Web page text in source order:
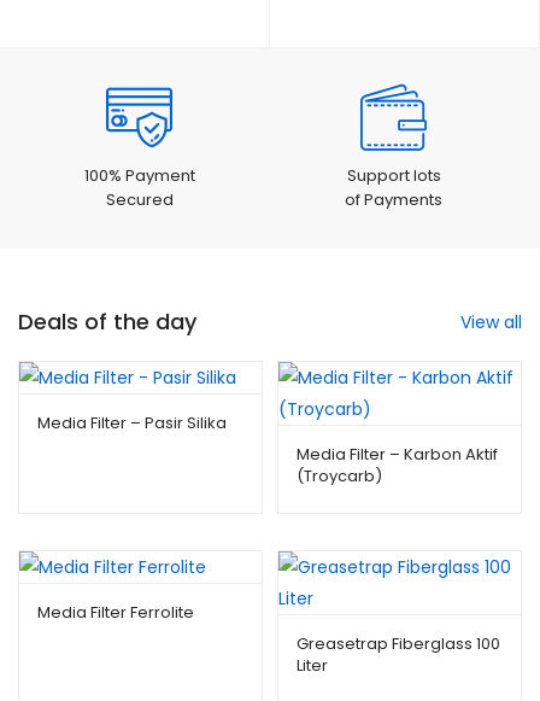
100% Payment
Secured
Support lots
of Payments
Deals of the day View all
Media Filter – Pasir Silika
Media Filter – Karbon Aktif
(Troycarb)
Media Filter Ferrolite
Greasetrap Fiberglass 100
Liter